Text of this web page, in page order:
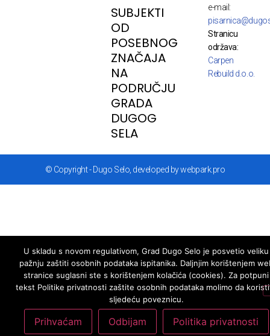
SUBJEKTI
OD
POSEBNOG
ZNAČAJA
NA
PODRUČJU
GRADA
DUGOG
SELA
e-mail:
Stranicu
održava:
Carpen
Rebuild d.o.o.
© Copyright - Dugo Selo, developed by webpark.pro
U skladu s novom regulativom, Grad Dugo Selo je posvetio veliku
pažnju zaštiti osobnih podataka ispitanika. Daljnjim korištenjem
stranice suglasni ste s korištenjem kolačića (cookies). Za potpuni
tekst Politike privatnosti zaštite osobnih podataka molimo da
sljedeću poveznicu.
Prihvaćam Odbijam Politika privatnosti